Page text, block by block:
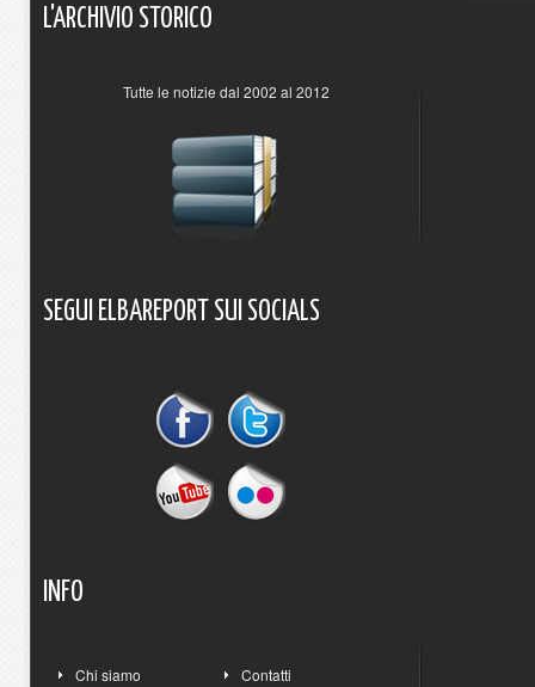
L'ARCHIVIO STORICO
Tutte le notizie dal 2002 al 2012
SEGUI ELBAREPORT SUI SOCIALS
INFO
Chi siamo Contatti